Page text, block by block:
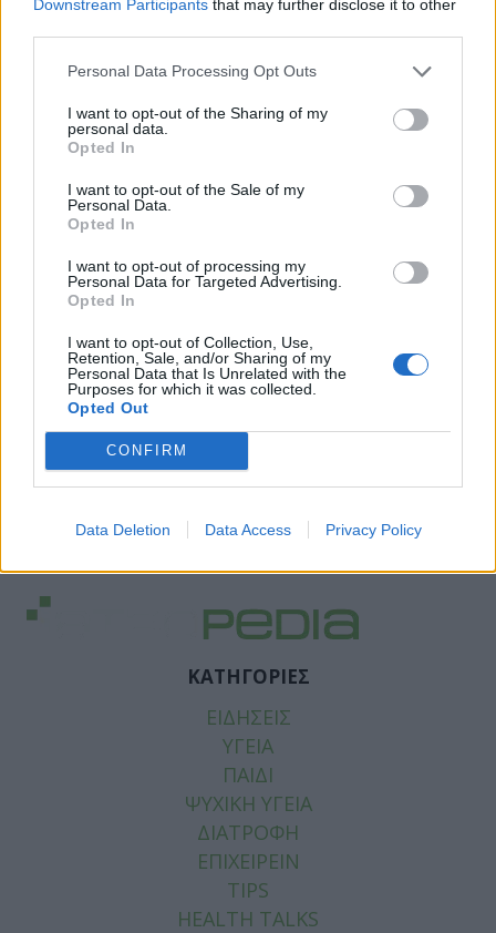
Downstream Participants that may further disclose it to other
Personal Data Processing Opt Outs
I want to opt-out of the Sharing of my
personal data.
Opted In
I want to opt-out of the Sale of my
Personal Data.
Opted In
I want to opt-out of processing my
Personal Data for Targeted Advertising.
Opted In
I want to opt-out of Collection, Use,
Retention, Sale, and/or Sharing of my
Personal Data that Is Unrelated with the
Purposes for which it was collected.
Opted Out
CONFIRM
Data Deletion Data Access Privacy Policy
Φωτογραφία: istock
Facebook
Twitter
ΑΔΩΝΙΣ ΓΕΩΡΓΙΑΔΗΣ,ΓΙΩΡΓΟΣ
ΚΑΤΗΓΟΡΙΕΣ
ΕΙΔΗΣΕΙΣ
ΥΓΕΙΑ
ΠΑΙΔΙ
ΨΥΧΙΚΗ ΥΓΕΙΑ
ΔΙΑΤΡΟΦΗ
ΕΠΙΧΕΙΡΕΙΝ
TIPS
HEALTH TALKS